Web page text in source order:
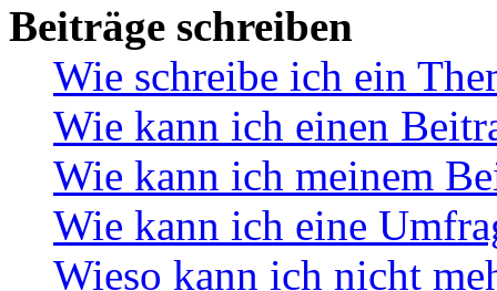
Beiträge schreiben
Wie schreibe ich ein
Wie kann ich einen
Wie kann ich meinem
Wie kann ich eine
Wieso kann ich nicht